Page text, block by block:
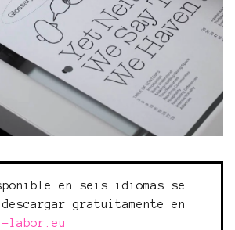
en seis idiomas se
gratuitamente en
labor.eu